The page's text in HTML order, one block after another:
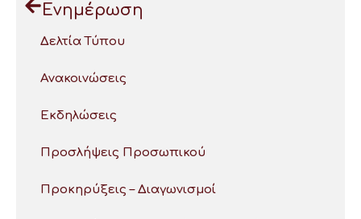
Ενημέρωση
Δελτία Τύπου
Ανακοινώσεις
Εκδηλώσεις
Προσλήψεις Προσωπικού
Προκηρύξεις – Διαγωνισμοί